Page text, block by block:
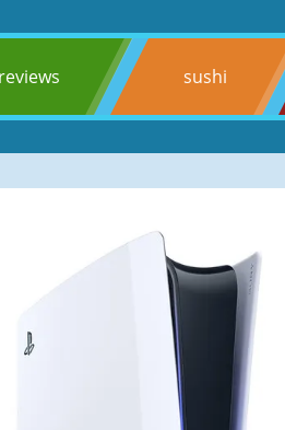
reviews sushi